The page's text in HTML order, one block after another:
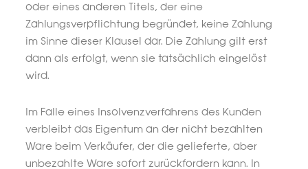
oder eines anderen Titels, der eine
Zahlungsverpflichtung begründet, keine Zahlung
im Sinne dieser Klausel dar. Die Zahlung gilt erst
dann als erfolgt, wenn sie tatsächlich eingelöst
wird.
Im Falle eines Insolvenzverfahrens des Kunden
verbleibt das Eigentum an der nicht bezahlten
Ware beim Verkäufer, der die gelieferte, aber
unbezahlte Ware sofort zurückfordern kann. In